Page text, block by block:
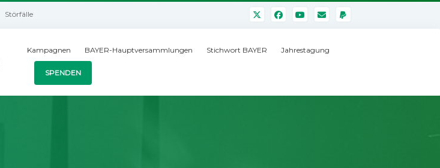
Störfälle
Kampagnen BAYER-Hauptversammlungen Stichwort BAYER Jahrestagung
SPENDEN